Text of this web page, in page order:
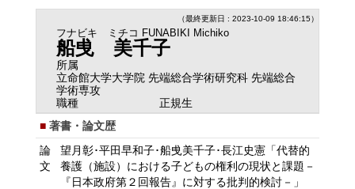
（最終更新日 : 2023-10-09 18:46:15）
フナビキ ミチコ FUNABIKI Michiko
船曵 美千子
所属
立命館大学大学院 先端総合学術研究科 先端総合
学術専攻
職種
正規生
著書・論文歴
論
文
望月彰･平田早和子･船曵美千子･長江史憲「代替的
養護（施設）における子どもの権利の現状と課題－
『日本政府第２回報告』に対する批判的検討－」